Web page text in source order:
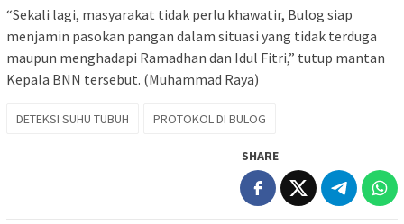
“Sekali lagi, masyarakat tidak perlu khawatir, Bulog siap
menjamin pasokan pangan dalam situasi yang tidak terduga
maupun menghadapi Ramadhan dan Idul Fitri,” tutup mantan
Kepala BNN tersebut. (Muhammad Raya)
DETEKSI SUHU TUBUH PROTOKOL DI BULOG
SHARE